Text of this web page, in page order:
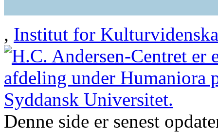
, Institut for
Denne side er senest